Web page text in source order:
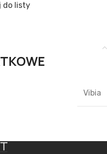
do listy
Vibia